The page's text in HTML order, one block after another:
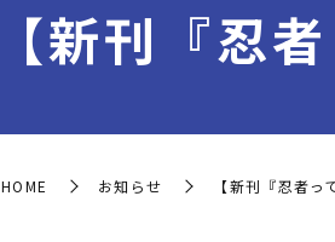
【新刊『忍
HOME お知らせ 【新刊『忍者